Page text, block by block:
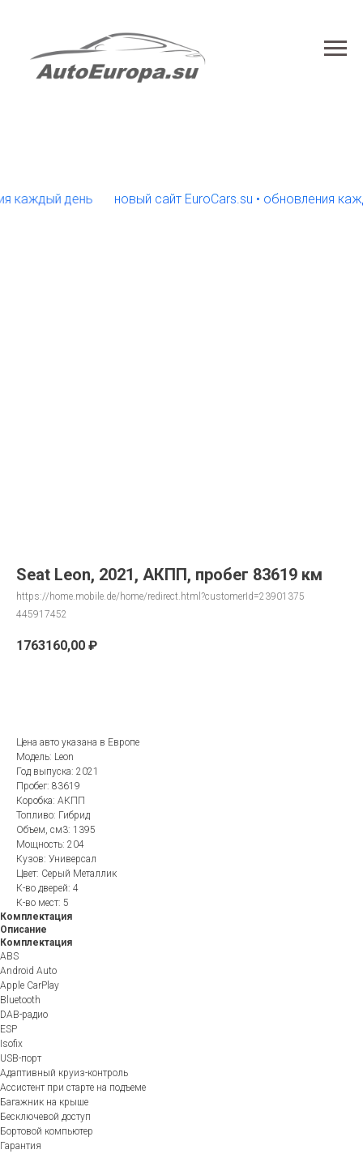
день новый сайт EuroCars.su • обновления каждый
Seat Leon, 2021, АКПП, пробег 83619 км
https://home.mobile.de/home/redirect.html?customerId=23901375
445917452
1763160,00 ₽
Цена авто указана в Европе
Модель: Leon
Год выпуска: 2021
Пробег: 83619
Коробка: АКПП
Топливо: Гибрид
Объем, см3: 1395
Мощность: 204
Кузов: Универсал
Цвет: Серый Металлик
К-во дверей: 4
К-во мест: 5
Комплектация
Описание
Комплектация
ABS
Android Auto
Apple CarPlay
Bluetooth
DAB-радио
ESP
Isofix
USB-порт
Адаптивный круиз-контроль
Ассистент при старте на подъеме
Багажник на крыше
Бесключевой доступ
Бортовой компьютер
Гарантия